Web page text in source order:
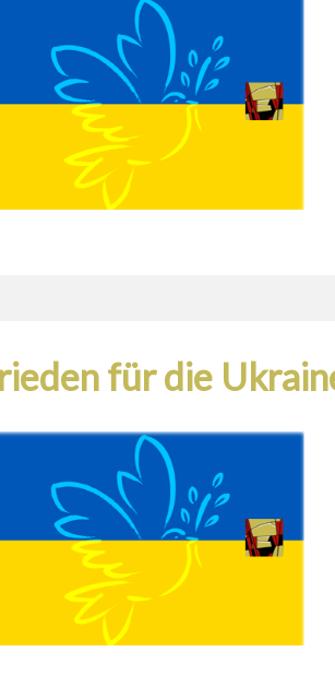
für die